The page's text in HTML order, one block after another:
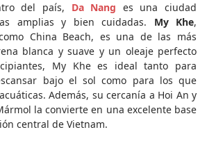
del país, Da Nang es una ciudad
amplias y bien cuidadas. My Khe,
China Beach, es una de las más
blanca y suave y un oleaje perfecto
My Khe es ideal tanto para
bajo el sol como para los que
Además, su cercanía a Hoi An y
la convierte en una excelente base
central de Vietnam.